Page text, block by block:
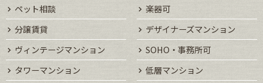
ペット相談
楽器可
分譲賃貸
デザイナーズマンション
ヴィンテージマンション
SOHO・事務所可
タワーマンション
低層マンション